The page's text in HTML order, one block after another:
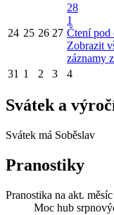
24 25 26 27
28
1
Čtení pod
Zobrazit
záznamy
31 1 2 3 4
Svátek a
Svátek má Soběslav
Pranostiky
Pranostika na akt. měsíc
Moc hub